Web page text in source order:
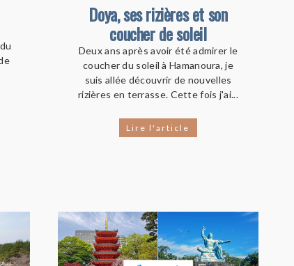
Doya, ses rizières et son
coucher de soleil
Deux ans après avoir été admirer le
coucher du soleil à Hamanoura, je
suis allée découvrir de nouvelles
rizières en terrasse. Cette fois j'ai...
Lire l'article